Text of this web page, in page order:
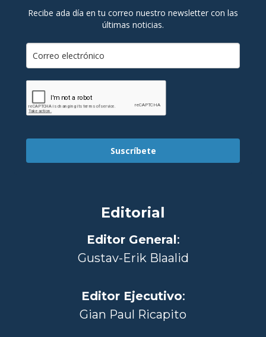
Recibe ada día en tu correo nuestro newsletter con las
últimas noticias.
Suscríbete
Editorial
Editor General:
Gustav-Erik Blaalid
Editor Ejecutivo:
Gian Paul Ricapito